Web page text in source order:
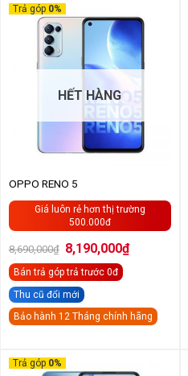
Trả góp 0%
HẾT HÀNG
OPPO RENO 5
Giá luôn rẻ hơn thị trường
500.000đ
8,690,000₫ Giá
gốc
là:
8,690,000₫.
8,190,000₫Giá
hiện
Bán trả góptrả trước 0đ
Thu cũ đổi mới
Bảo hành 12 Tháng chính hãng
Trả góp 0%